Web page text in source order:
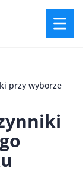
przy wyborze